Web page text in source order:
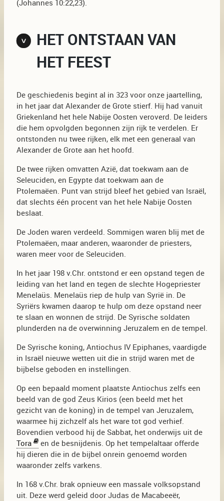
(Johannes 10:22,23).
HET ONTSTAAN VAN
HET FEEST
De geschiedenis begint al in 323 voor onze jaartelling,
in het jaar dat Alexander de Grote stierf. Hij had vanuit
Griekenland het hele Nabije Oosten veroverd. De leiders
die hem opvolgden begonnen zijn rijk te verdelen. Er
ontstonden nu twee rijken, elk met een generaal van
Alexander de Grote aan het hoofd.
De twee rijken omvatten Azië, dat toekwam aan de
Seleuciden, en Egypte dat toekwam aan de
Ptolemaëen. Punt van strijd bleef het gebied van Israël,
dat slechts één procent van het hele Nabije Oosten
beslaat.
De Joden waren verdeeld. Sommigen waren blij met de
Ptolemaëen, maar anderen, waaronder de priesters,
waren meer voor de Seleuciden.
In het jaar 198 v.Chr. ontstond er een opstand tegen de
leiding van het land en tegen de slechte Hogepriester
Menelaüs. Menelaüs riep de hulp van Syrië in. De
Syriërs kwamen daarop te hulp om deze opstand neer
te slaan en wonnen de strijd. De Syrische soldaten
plunderden na de overwinning Jeruzalem en de tempel.
De Syrische koning, Antiochus IV Epiphanes, vaardigde
in Israël nieuwe wetten uit die in strijd waren met de
bijbelse geboden en instellingen.
Op een bepaald moment plaatste Antiochus zelfs een
beeld van de god Zeus Kirios (een beeld met het
gezicht van de koning) in de tempel van Jeruzalem,
waarmee hij zichzelf als het ware tot god verhief.
Bovendien verbood hij de Sabbat, het onderwijs uit de
Tora
en de besnijdenis. Op het tempelaltaar offerde
hij dieren die in de bijbel onrein genoemd worden
waaronder zelfs varkens.
In 168 v.Chr. brak opnieuw een massale volksopstand
uit. Deze werd geleid door Judas de Macabeeër,